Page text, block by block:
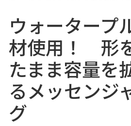
ウォータープ
材使用！ 形
たまま容量を
るメッセンジ
グ